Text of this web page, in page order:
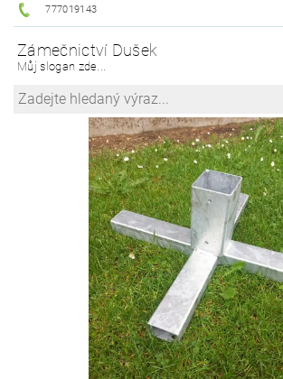
777019143
Zámečnictví Dušek
Můj slogan zde...